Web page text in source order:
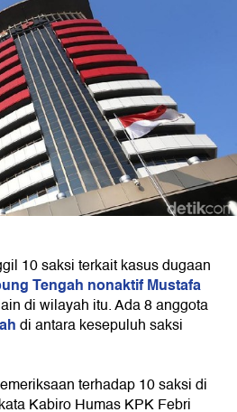
10 saksi terkait kasus dugaan
Tengah nonaktif Mustafa
di wilayah itu. Ada 8 anggota
di antara kesepuluh saksi
terhadap 10 saksi di
Kabiro Humas KPK Febri